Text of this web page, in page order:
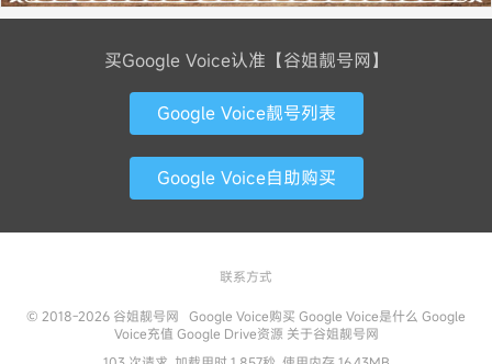
买Google Voice认准【谷姐靓号网】
Google Voice靓号列表
Google Voice自助购买
联系方式
© 2018-2026 谷姐靓号网 Google Voice购买 Google Voice是什么 Google
Voice充值 Google Drive资源 关于谷姐靓号网